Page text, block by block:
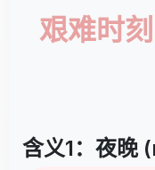
艰难时
含义1：夜晚